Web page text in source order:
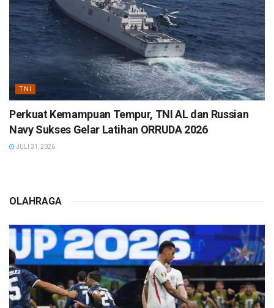
TNI
Perkuat Kemampuan Tempur, TNI AL dan Russian
Navy Sukses Gelar Latihan ORRUDA 2026
JULI 31, 2026
OLAHRAGA